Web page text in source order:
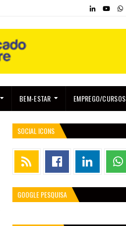
BEM-ESTAR EMPREGO/CURSOS
SOCIAL ICONS
GOOGLE PESQUISA